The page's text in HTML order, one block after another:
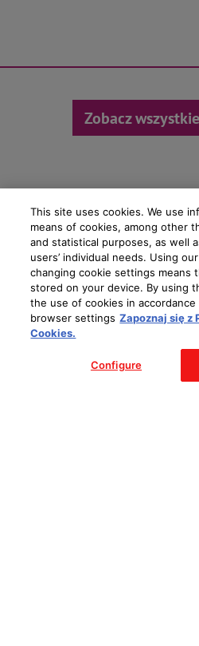
Zobacz
WIĘCEJ INFORMACJI
NA NASZYM KANALE
PRODUKTY ELLY DOSTĘPNE
I W SKLEPIE INTERNETOWYM
This site uses cookies. We use
means of cookies, among other
and statistical purposes, as well
users’ individual needs. Using
changing cookie settings means
stored on your device. By using
the use of cookies in
browser settings Zapoznaj się z
Cookies.
Configure